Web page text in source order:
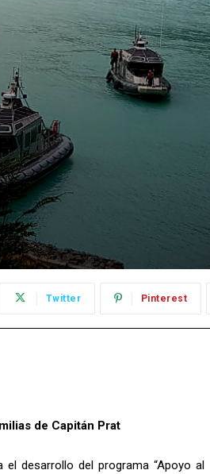
Twitter Pinterest
de Capitán Prat
desarrollo del programa “Apoyo al